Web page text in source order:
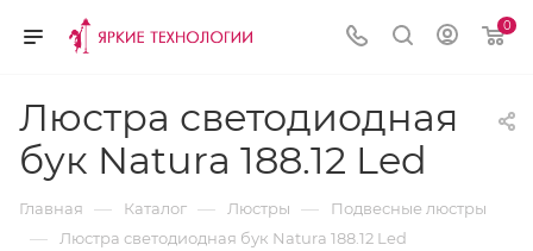
0
Люстра светодиодная
бук Natura 188.12 Led
Главная — Каталог — Люстры — Подвесные люстры
— Люстра светодиодная бук Natura 188.12 Led